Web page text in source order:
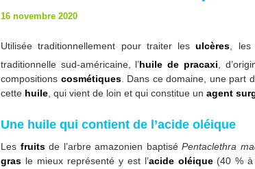
16 novembre 2020
Utilisée traditionnellement pour traiter lesulcères ,
traditionnelle sud-américaine, l’huile de pracaxi ,
compositions cosmétiques. Dans ce domaine, une part
cette huile , qui vient de loin et qui constitue un agent
Une huile qui contient de l’acide oléique
Les fruitsde l’arbre amazonien baptiséPentaclethra
gras le mieux représenté y est l’acide oléique(40 % à